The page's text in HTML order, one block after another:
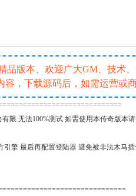
品版本、欢迎广大GM、技术
容，下载源码后，如需运营或
限 无法100%测试 如需使用本传奇版本
引擎 最后再配置登陆器 避免被非法木马